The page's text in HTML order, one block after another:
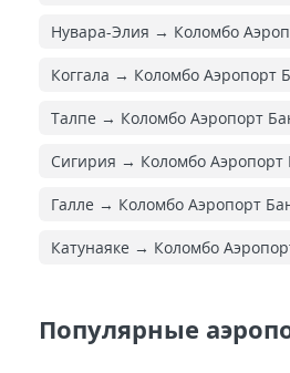
Нувара-Элия → Коломбо
Коггала → Коломбо Аэропорт
Талпе → Коломбо Аэропорт
Сигирия → Коломбо Аэропорт
Галле → Коломбо Аэропорт
Катунаяке → Коломбо
Популярные